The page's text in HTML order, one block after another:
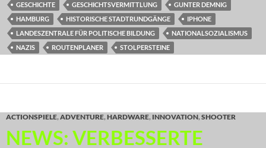
GESCHICHTE
GESCHICHTSVERMITTLUNG
GUNTER DEMNIG
HAMBURG
HISTORISCHE STADTRUNDGÄNGE
IPHONE
LANDESZENTRALE FÜR POLITISCHE BILDUNG
NATIONALSOZIALISMUS
NAZIS
ROUTENPLANER STOLPERSTEINE
ACTIONSPIELE,ADVENTURE,HARDWARE, INNOVATION,SHOOTER
NEWS: VERBESSERTE